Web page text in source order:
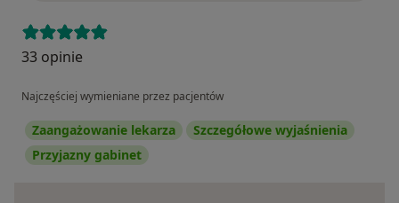
33 opinie
Najczęściej wymieniane przez pacjentów
Zaangażowanie lekarza
Szczegółowe wyjaśnienia
Przyjazny gabinet